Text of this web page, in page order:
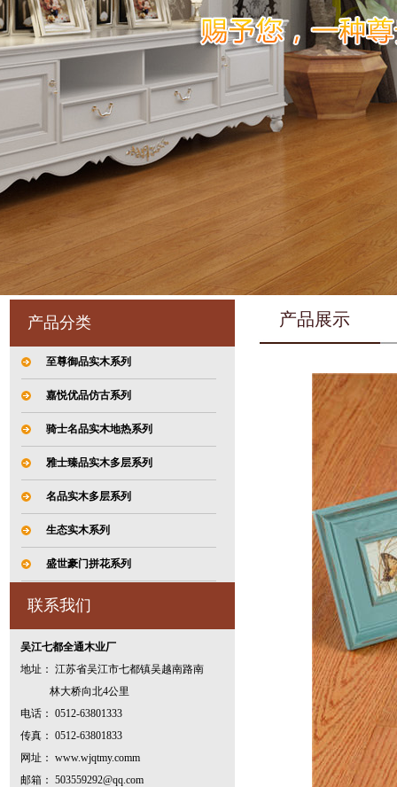
产品分类
至尊御品实木系列
嘉悦优品仿古系列
骑士名品实木地热系列
雅士臻品实木多层系列
名品实木多层系列
生态实木系列
盛世豪门拼花系列
联系我们
吴江七都全通木业厂
地址： 江苏省吴江市七都镇吴越南路南
林大桥向北4公里
电话： 0512-63801333
传真： 0512-63801833
网址： www.wjqtmy.comm
邮箱： 503559292@qq.com
产品展示